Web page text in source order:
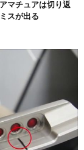
マチュアは切り返
スが出る